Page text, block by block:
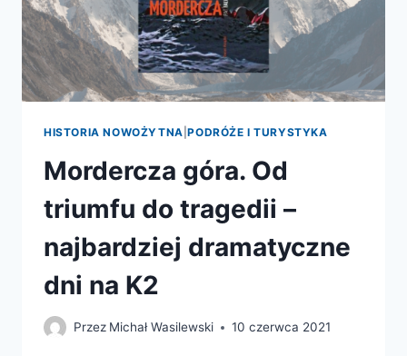
HISTORIA NOWOŻYTNA |PODRÓŻE I TURYSTYKA
Mordercza góra. Od
triumfu do tragedii –
najbardziej dramatyczne
dni na K2
Przez Michał Wasilewski 10 czerwca 2021